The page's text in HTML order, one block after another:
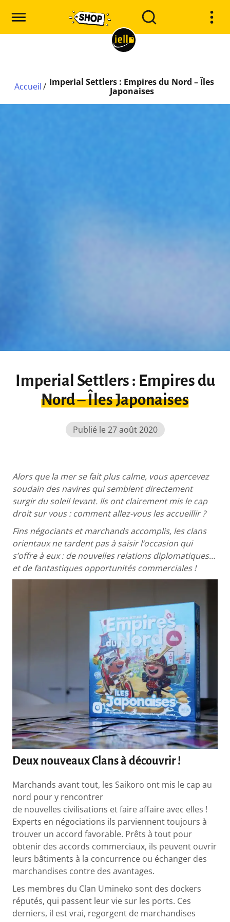
Accueil/ Imperial Settlers : Empires du Nord – Îles
Japonaises
Imperial Settlers : Empires du
Nord – Îles Japonaises
Publié le 27 août 2020
Alors que la mer se fait plus calme, vous apercevez
soudain des navires qui semblent directement
surgir du soleil levant. Ils ont clairement mis le cap
droit sur vous : comment allez-vous les accueillir ?
Fins négociants et marchands accomplis, les clans
orientaux ne tardent pas à saisir l’occasion qui
s’offre à eux : de nouvelles relations diplomatiques…
et de fantastiques opportunités commerciales !
Deux nouveaux Clans à découvrir !
Marchands avant tout, les Saikoro ont mis le cap au
nord pour y rencontrer
de nouvelles civilisations et faire affaire avec elles !
Experts en négociations ils parviennent toujours à
trouver un accord favorable. Prêts à tout pour
obtenir des accords commerciaux, ils peuvent ouvrir
leurs bâtiments à la concurrence ou échanger des
marchandises contre des avantages.
Les membres du Clan Umineko sont des dockers
réputés, qui passent leur vie sur les ports. Ces
derniers, il est vrai, regorgent de marchandises